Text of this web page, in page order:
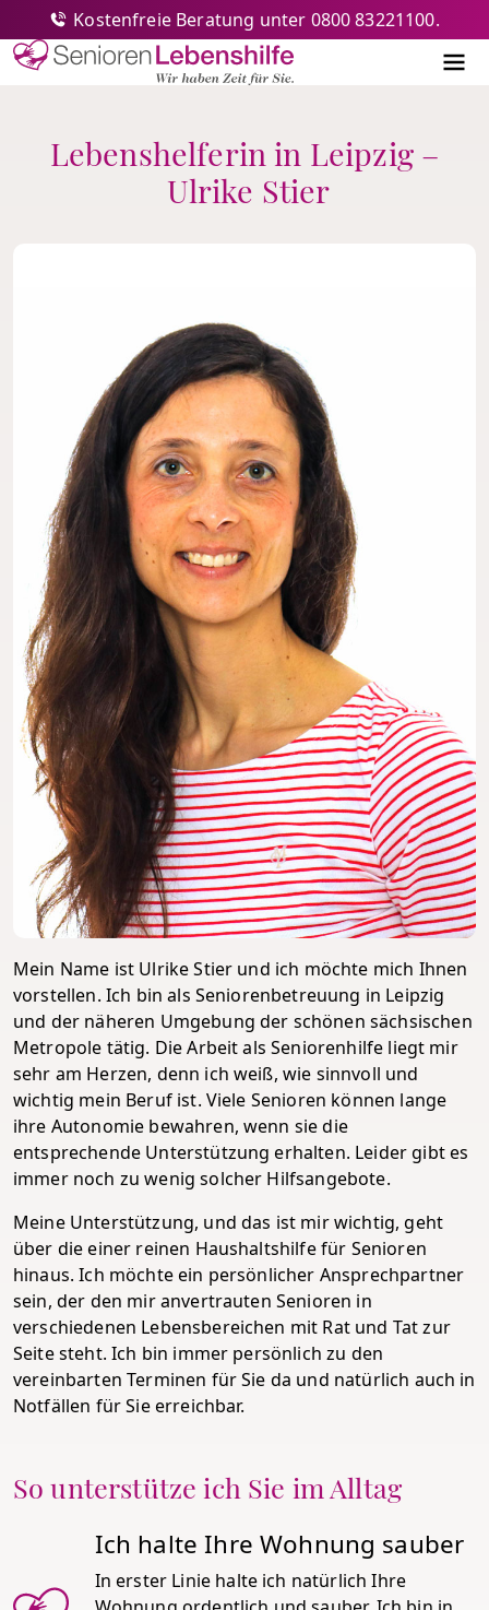
Senioren-Lebenshilfe
Kostenfreie Beratung unter 0800 83221100.
Lebenshelferin in Leipzig –
Ulrike Stier
Mein Name ist Ulrike Stier und ich möchte mich Ihnen
vorstellen. Ich bin als Seniorenbetreuung in Leipzig
und der näheren Umgebung der schönen sächsischen
Metropole tätig. Die Arbeit als Seniorenhilfe liegt mir
sehr am Herzen, denn ich weiß, wie sinnvoll und
wichtig mein Beruf ist. Viele Senioren können lange
ihre Autonomie bewahren, wenn sie die
entsprechende Unterstützung erhalten. Leider gibt es
immer noch zu wenig solcher Hilfsangebote.
Meine Unterstützung, und das ist mir wichtig, geht
über die einer reinen Haushaltshilfe für Senioren
hinaus. Ich möchte ein persönlicher Ansprechpartner
sein, der den mir anvertrauten Senioren in
verschiedenen Lebensbereichen mit Rat und Tat zur
Seite steht. Ich bin immer persönlich zu den
vereinbarten Terminen für Sie da und natürlich auch in
Notfällen für Sie erreichbar.
So unterstütze ich Sie im Alltag
Ich halte Ihre Wohnung sauber
In erster Linie halte ich natürlich Ihre